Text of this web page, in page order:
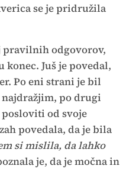
se je pridružila
pravilnih odgovorov,
konec. Juš je povedal,
Po eni strani je bil
po drugi
od svoje
povedala, da je bila
si mislila, da lahko
je, da je močna in